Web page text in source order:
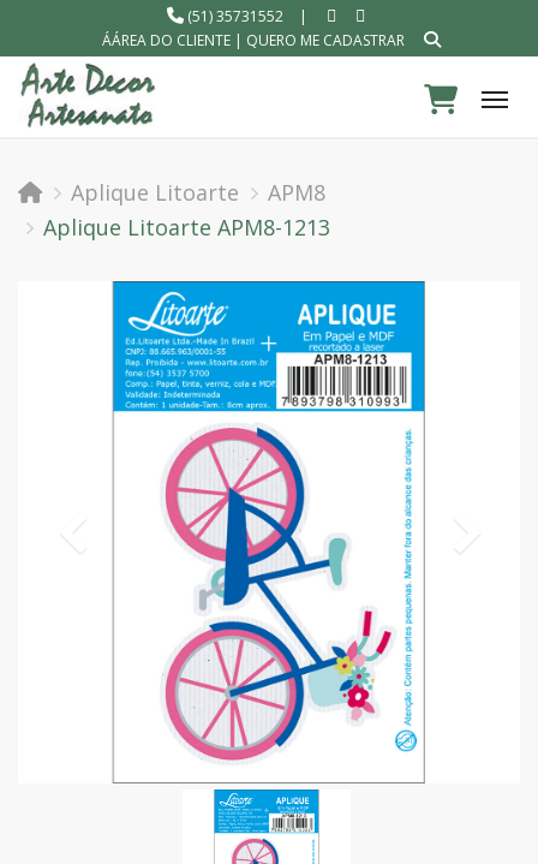
(51) 35731552
|
ÁÁREA DO CLIENTE| QUERO ME CADASTRAR
Aplique Litoarte
APM8
Aplique Litoarte APM8-1213